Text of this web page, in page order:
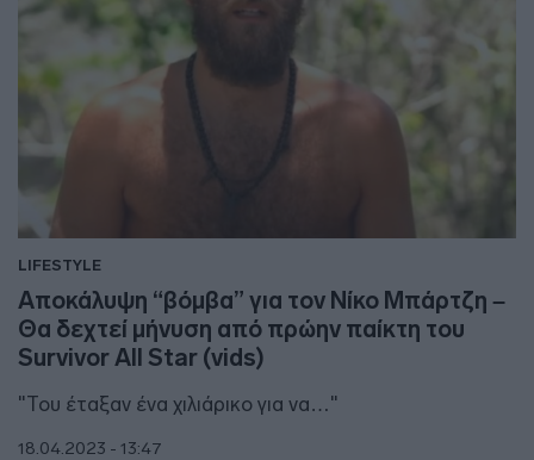
LIFESTYLE
Αποκάλυψη “βόμβα” για τον Νίκο Μπάρτζη –
Θα δεχτεί μήνυση από πρώην παίκτη του
Survivor All Star (vids)
"Του έταξαν ένα χιλιάρικο για να…"
18.04.2023 - 13:47